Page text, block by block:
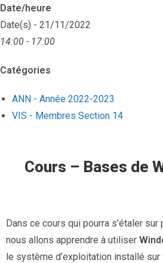
Date/heure
Date(s) - 21/11/2022
14:00 - 17:00
Catégories
ANN - Année 2022-2023
VIS - Membres Section 14
Cours – Bases de
Dans ce cours qui pourra s’étaler
nous allons apprendre à utiliser
le système d’exploitation installé sur